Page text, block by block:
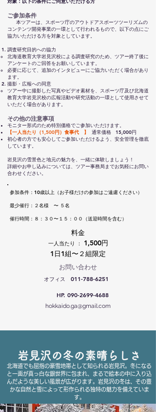
ご参加条件
本ツアーは、スポーツ庁のアウトドアスポーツツーリズムの
コンテンツ開発事業の一環として行われるもので、以下の点にご
協力いただける方を対象としています。
調査研究目的への協力
北海道教育大学岩見沢校による調査研究のため、ツアー終了後に
アンケートのご回答をお願いしています。
必要に応じて、追加のインタビューにご協力いただく場合があり
ます。
撮影・広報への同意
ツアー中に撮影した写真やビデオ素材を、スポーツ庁及び北海道
教育大学岩見沢校の広報活動や研究活動の一環として使用させて
いただく場合があります。
その他の注意事項
モニター形式のため特別価格でご参加いただけます。
【一人当たり（1,500円）食事代 】
通常価格 15,000円
初心者の方でも安心してご参加いただけるよう、安全管理を徹底
しています。
岩見沢の雪景色と地元の魅力を、一緒に体験しましょう！
詳細やお申し込みについては、ツアー事務局までお気軽にお問い
合わせください。
参加条件：10歳以上（お子様だけの参加はご遠慮ください）
最少催行：２名様 〜 ５名
催行時間：８：３０〜１５：００（送迎時間を含む）
料金
一人当たり ：
1,500円
1日1組〜２組限定​​​
お問い合わせ
オフィス 011-788-6251
HP. 090-2699-4688
hokkaido.ga@gmail.com
岩見沢の冬の素晴らしさ
北海道でも屈指の豪雪地帯として知られる岩見沢。冬になる
と一面が真っ白な銀世界に包まれ、まるで絵本の中に入り込
んだような美しい風景が広がります。岩見沢の冬は、その豊
かな自然と雪によって形作られる独特の魅力を備えていま
す。